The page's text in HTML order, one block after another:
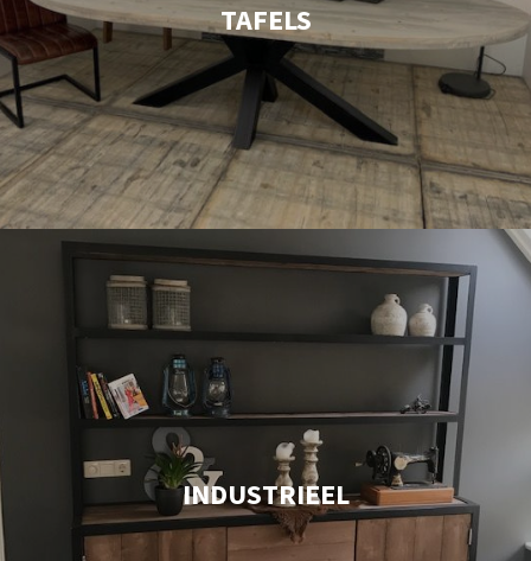
TAFELS
INDUSTRIEEL